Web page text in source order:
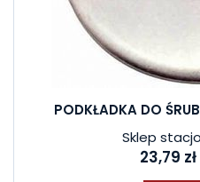
PODKŁADKA DO
Sklep
23,79 zł